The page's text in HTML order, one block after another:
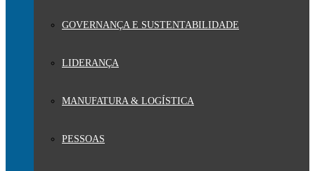
GOVERNANÇA E SUSTENTABILIDADE
LIDERANÇA
MANUFATURA & LOGÍSTICA
PESSOAS